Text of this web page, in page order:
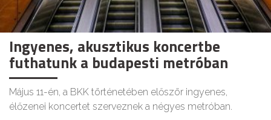
Ingyenes, akusztikus koncertbe
futhatunk a budapesti metróban
Május 11-én, a BKK történetében először ingyenes,
élőzenei koncertet szerveznek a négyes metróban.